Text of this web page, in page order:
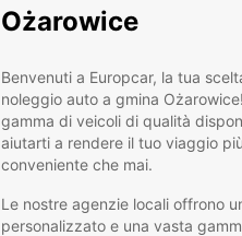
Ożarowice
Benvenuti a Europcar, la tua
noleggio auto a gmina
gamma di veicoli di qualità
aiutarti a rendere il tuo viaggio
conveniente che mai.
Le nostre agenzie locali offrono
personalizzato e una vasta